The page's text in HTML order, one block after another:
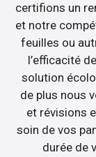
certifions un
et notre
feuilles ou
l’efficacité
solution
de plus nous
et révisions
soin de vos
durée de